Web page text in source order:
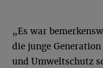
„Es war
die junge
und Umweltschutz